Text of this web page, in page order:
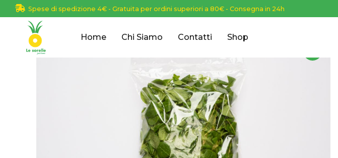
Spese di spedizione 4€ - Gratuita per ordini superiori a 80€ - Consegna in 24h
Home Chi Siamo Contatti
Shop